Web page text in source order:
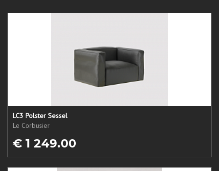
LC3 Polster Sessel
Le Corbusier
€ 1 249.00